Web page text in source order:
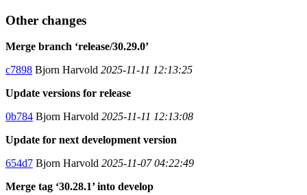
Other changes
Merge branch ‘release/30.29.0’
c7898 Bjorn Harvold 2025-11-11 12:13:25
Update versions for release
0b784 Bjorn Harvold 2025-11-11 12:13:08
Update for next development version
654d7 Bjorn Harvold 2025-11-07 04:22:49
Merge tag ‘30.28.1’ into develop